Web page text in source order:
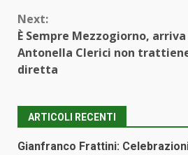
Next:
È Sempre Mezzogiorno,
Antonella Clerici non
diretta
ARTICOLI RECENTI
Gianfranco Frattini: